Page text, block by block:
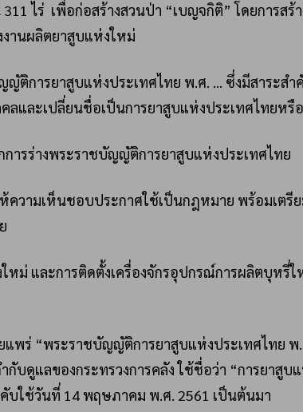
ไร่ เพื่อก่อสร้างสวนป่า “เบญจกิติ” โดยการสร้
านผลิตยาสูบแห่งใหม่
ติการยาสูบแห่งประเทศไทย พ.ศ. … ซึ่งมีสาระสำ
ลและเปลี่ยนชื่อเป็นการยาสูบแห่งประเทศไทยหรื
รร่างพระราชบัญญัติการยาสูบแห่งประเทศไทย
วามเห็นชอบประกาศใช้เป็นกฎหมาย พร้อมเตรี
หม่ และการติดตั้งเครื่องจักรอุปกรณ์การผลิตบุหรี่ใ
แพร่ “พระราชบัญญัติการยาสูบแห่งประเทศไทย พ
บดูแลของกระทรวงการคลัง ใช้ชื่อว่า “การยาสูบ
บใช้วันที่ 14 พฤษภาคม พ.ศ. 2561 เป็นต้นมา